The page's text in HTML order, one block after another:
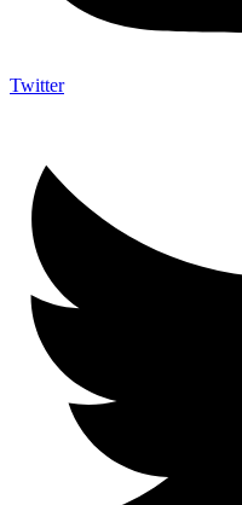
Twitter